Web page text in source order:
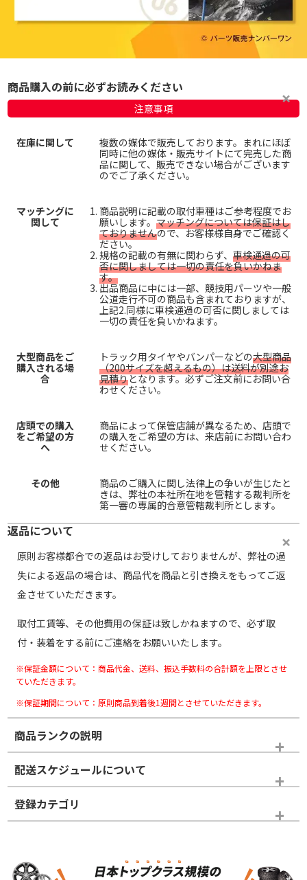
商品購入の前に必ずお読みください
注意事項
在庫に関して
複数の媒体で販売しております。まれにほぼ
同時に他の媒体・販売サイトにて完売した商
品に関して、販売できない場合がございます
のでご了承ください。
マッチングに
関して
商品説明に記載の取付車種はご参考程度でお
願いします。 マッチングについては保証はし
ておりませんので、お客様様自身でご確認く
ださい。
規格の記載の有無に関わらず、 車検通過の可
否に関しましては一切の責任を負いかねま
す。
出品商品に中には一部、競技用パーツや一般
公道走行不可の商品も含まれておりますが、
上記2.同様に車検通過の可否に関しましては
一切の責任を負いかねます。
大型商品をご
購入される場
合
トラック用タイヤやバンパーなどの大型商品
（200サイズを超えるもの）は送料が別途お
見積りとなります。必ずご注文前にお問い合
わせください。
店頭での購入
をご希望の方
へ
商品によって保管店舗が異なるため、店頭で
の購入をご希望の方は、来店前にお問い合わ
せください。
その他
商品のご購入に関し法律上の争いが生じたと
きは、弊社の本社所在地を管轄する裁判所を
第一審の専属的合意管轄裁判所とします。
返品について
原則お客様都合での返品はお受けしておりませんが、弊社の過
失による返品の場合は、商品代を商品と引き換えをもってご返
金させていただきます。
取付工賃等、その他費用の保証は致しかねますので、必ず取
付・装着をする前にご連絡をお願いいたします。
※保証金額について：商品代金、送料、振込手数料の合計額を上限とさせ
ていただきます。
※保証期間について：原則商品到着後1週間とさせていただきます。
商品ランクの説明
※商品ランクは出品者の主観により判断しておりますので、あら
かじめご了承ください。
ホイールランク
配送スケジュールについて
登録カテゴリ
スタッドレスタイヤホイールセット